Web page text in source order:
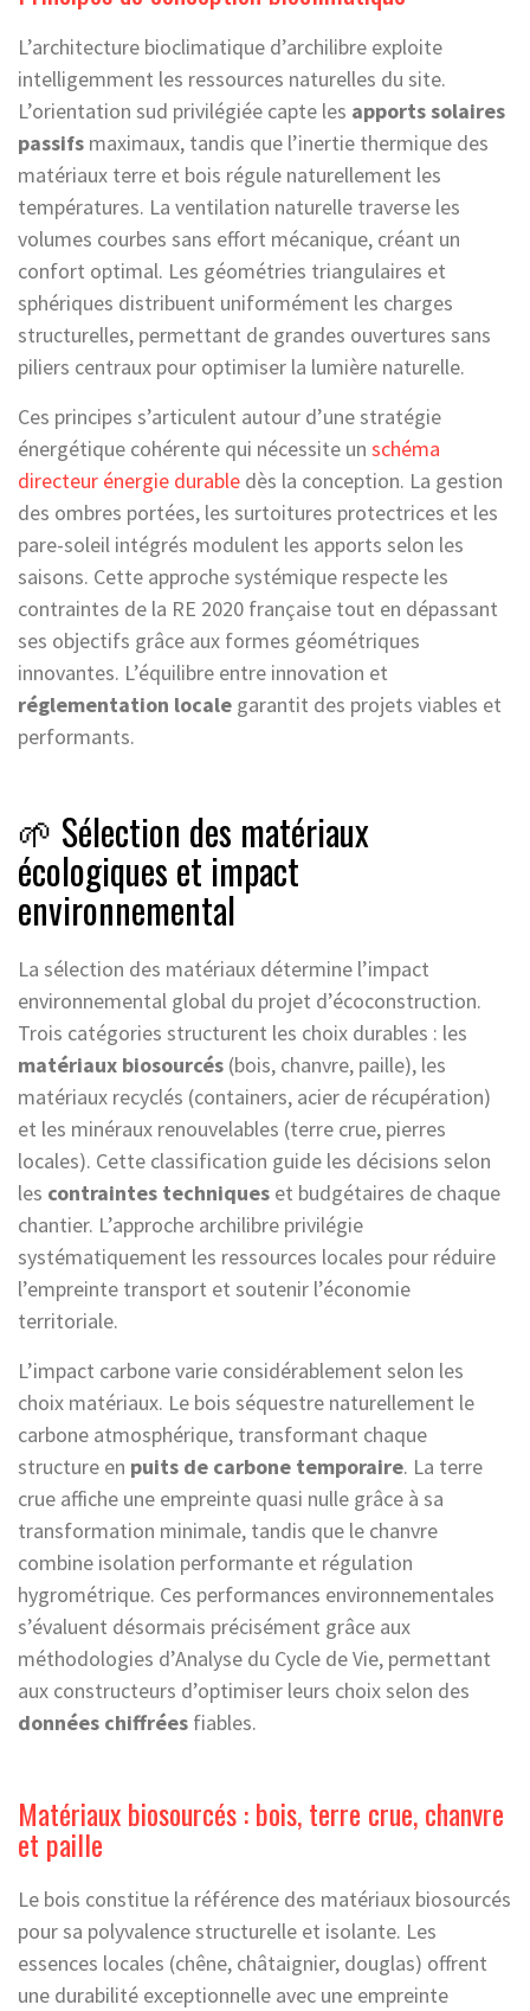
L’architecture bioclimatique d’archilibre exploite
intelligemment les ressources naturelles du site.
L’orientation sud privilégiée capte les apports solaires
passifs maximaux, tandis que l’inertie thermique des
matériaux terre et bois régule naturellement les
températures. La ventilation naturelle traverse les
volumes courbes sans effort mécanique, créant un
confort optimal. Les géométries triangulaires et
sphériques distribuent uniformément les charges
structurelles, permettant de grandes ouvertures sans
piliers centraux pour optimiser la lumière naturelle.
Ces principes s’articulent autour d’une stratégie
énergétique cohérente qui nécessite un schéma
directeur énergie durable dès la conception. La gestion
des ombres portées, les surtoitures protectrices et les
pare-soleil intégrés modulent les apports selon les
saisons. Cette approche systémique respecte les
contraintes de la RE 2020 française tout en dépassant
ses objectifs grâce aux formes géométriques
innovantes. L’équilibre entre innovation et
réglementation locale garantit des projets viables et
performants.
🌱 Sélection des matériaux
écologiques et impact
environnemental
La sélection des matériaux détermine l’impact
environnemental global du projet d’écoconstruction.
Trois catégories structurent les choix durables : les
matériaux biosourcés (bois, chanvre, paille), les
matériaux recyclés (containers, acier de récupération)
et les minéraux renouvelables (terre crue, pierres
locales). Cette classification guide les décisions selon
les contraintes techniques et budgétaires de chaque
chantier. L’approche archilibre privilégie
systématiquement les ressources locales pour réduire
l’empreinte transport et soutenir l’économie
territoriale.
L’impact carbone varie considérablement selon les
choix matériaux. Le bois séquestre naturellement le
carbone atmosphérique, transformant chaque
structure en puits de carbone temporaire. La terre
crue affiche une empreinte quasi nulle grâce à sa
transformation minimale, tandis que le chanvre
combine isolation performante et régulation
hygrométrique. Ces performances environnementales
s’évaluent désormais précisément grâce aux
méthodologies d’Analyse du Cycle de Vie, permettant
aux constructeurs d’optimiser leurs choix selon des
données chiffrées fiables.
Matériaux biosourcés : bois, terre crue, chanvre
et paille
Le bois constitue la référence des matériaux biosourcés
pour sa polyvalence structurelle et isolante. Les
essences locales (chêne, châtaignier, douglas) offrent
une durabilité exceptionnelle avec une empreinte